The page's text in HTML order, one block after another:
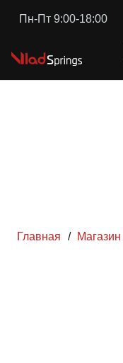
Пн-Пт 9:00-18:00
Главная / Магазин